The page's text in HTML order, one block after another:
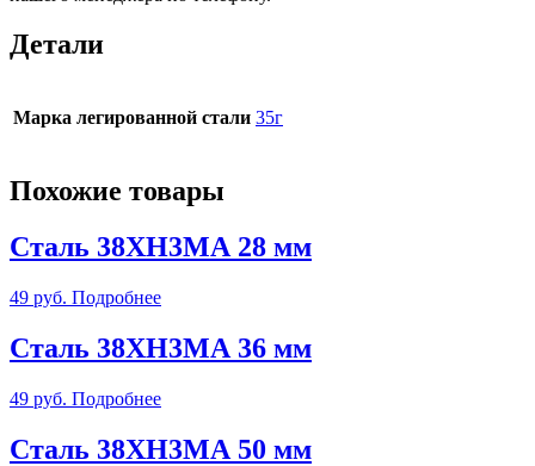
Детали
Марка легированной стали 35г
Похожие товары
Сталь 38ХН3МА 28 мм
49 руб. Подробнее
Сталь 38ХН3МА 36 мм
49 руб. Подробнее
Сталь 38ХН3МА 50 мм